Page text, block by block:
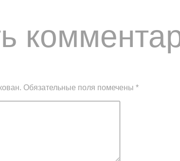
Обязательные поля помечены *